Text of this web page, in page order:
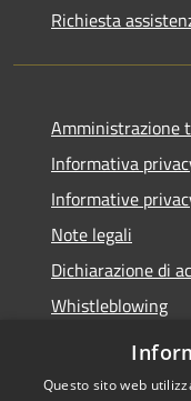
Richiesta
Amministrazione
Informativa
Informative
Note legali
Dichiarazione di
Whistleblowing
Questo sito web